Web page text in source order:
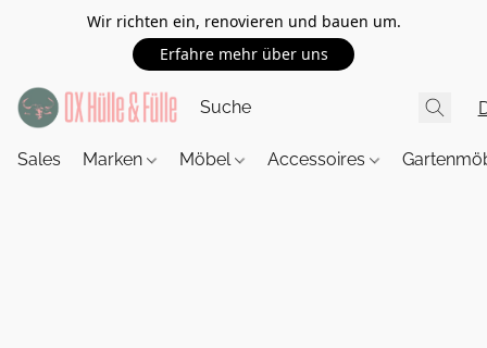
Wir richten ein, renovieren und bauen um.
Erfahre mehr über uns
Sales Marken Möbel Accessoires